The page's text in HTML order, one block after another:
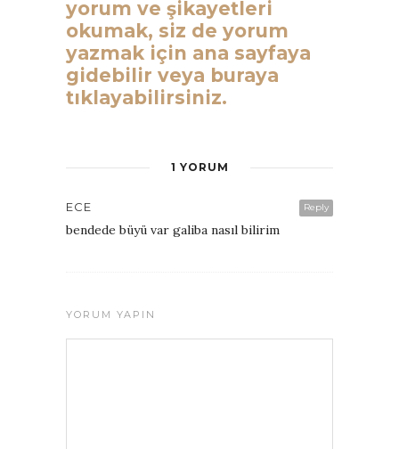
yorum ve şikayetleri
okumak, siz de yorum
yazmak için ana sayfaya
gidebilir veya buraya
tıklayabilirsiniz.
1 YORUM
Reply
ECE
bendede büyü var galiba nasıl bilirim
YORUM YAPIN